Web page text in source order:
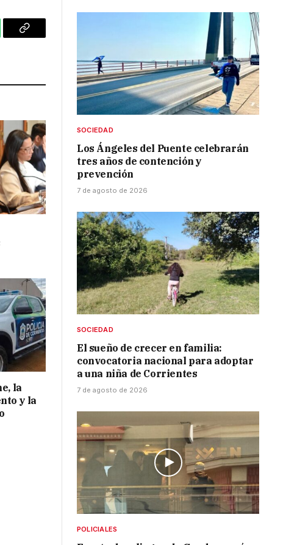
Copy
la
y la
SOCIEDAD
Los Ángeles del Puente celebrarán
tres años de contención y
prevención
7 de agosto de 2026
SOCIEDAD
El sueño de crecer en familia:
convocatoria nacional para adoptar
a una niña de Corrientes
7 de agosto de 2026
POLICIALES